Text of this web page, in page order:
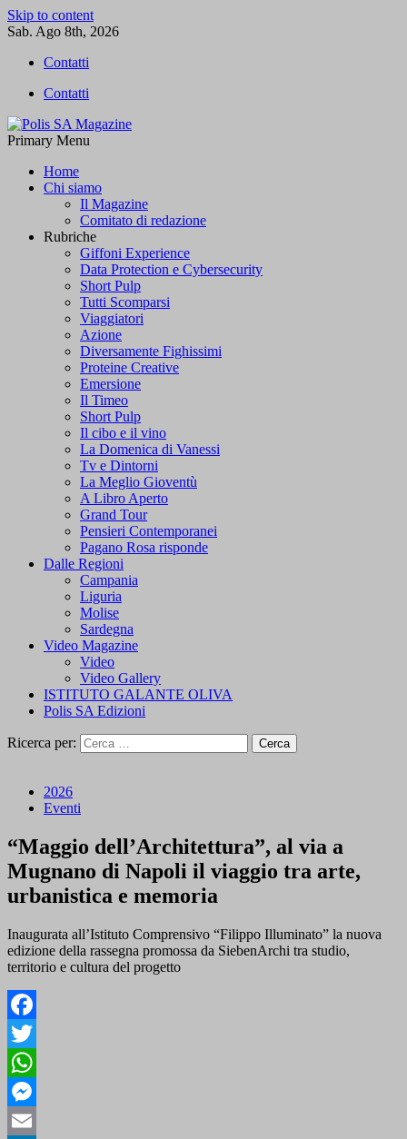
Skip to content
Sab. Ago 8th, 2026
Contatti
Contatti
Primary Menu
Home
Chi siamo
Il Magazine
Comitato di redazione
Rubriche
Giffoni Experience
Data Protection e Cybersecurity
Short Pulp
Tutti Scomparsi
Viaggiatori
Azione
Diversamente Fighissimi
Proteine Creative
Emersione
Il Timeo
Short Pulp
Il cibo e il vino
La Domenica di Vanessi
Tv e Dintorni
La Meglio Gioventù
A Libro Aperto
Grand Tour
Pensieri Contemporanei
Pagano Rosa risponde
Dalle Regioni
Campania
Liguria
Molise
Sardegna
Video Magazine
Video
Video Gallery
ISTITUTO GALANTE OLIVA
Polis SA Edizioni
Ricerca per:
2026
Eventi
“Maggio dell’Architettura”, al via a
Mugnano di Napoli il viaggio tra arte,
urbanistica e memoria
Inaugurata all’Istituto Comprensivo “Filippo Illuminato” la nuova
edizione della rassegna promossa da SiebenArchi tra studio,
territorio e cultura del progetto
Facebook
Twitter
WhatsApp
Messenger